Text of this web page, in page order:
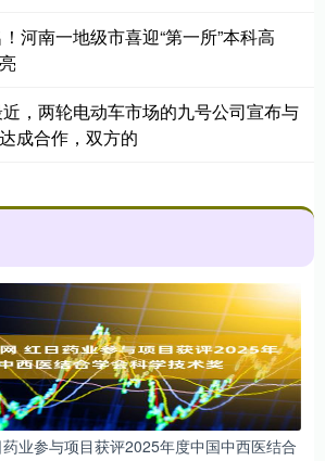
河南一地级市喜迎“第一所”本科高
，两轮电动车市场的九号公司宣布与
成合作，双方的
业参与项目获评2025年度中国中西医结合